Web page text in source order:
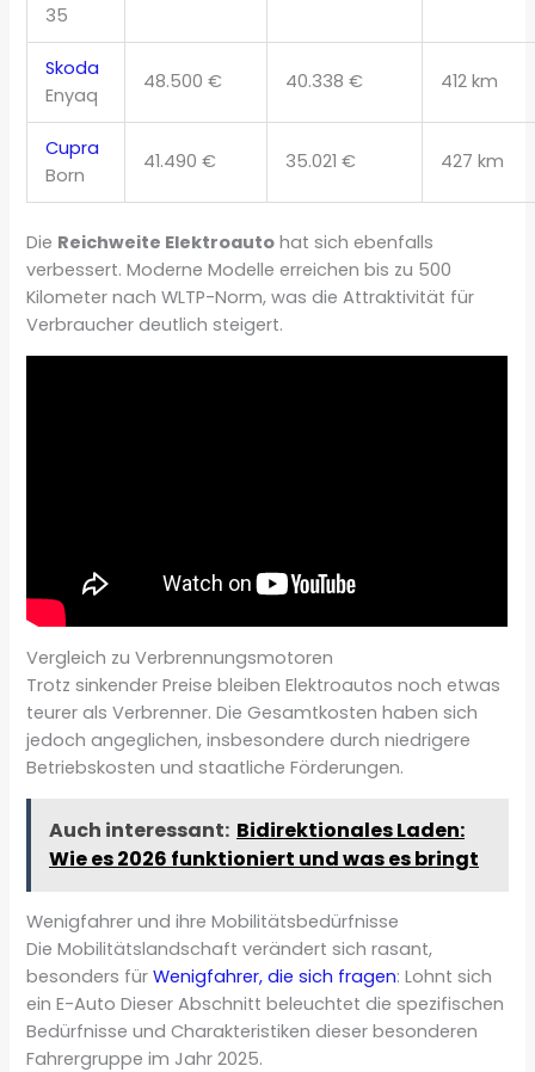
35
Skoda
Enyaq
48.500 € 40.338 € 412 km
Cupra
Born
41.490 € 35.021 € 427 km
Die Reichweite Elektroauto hat sich ebenfalls
verbessert. Moderne Modelle erreichen bis zu 500
Kilometer nach WLTP-Norm, was die Attraktivität für
Verbraucher deutlich steigert.
Vergleich zu Verbrennungsmotoren
Trotz sinkender Preise bleiben Elektroautos noch etwas
teurer als Verbrenner. Die Gesamtkosten haben sich
jedoch angeglichen, insbesondere durch niedrigere
Betriebskosten und staatliche Förderungen.
Auch interessant: Bidirektionales Laden:
Wie es 2026 funktioniert und was es bringt
Wenigfahrer und ihre Mobilitätsbedürfnisse
Die Mobilitätslandschaft verändert sich rasant,
besonders fürWenigfahrer, die sich fragen: Lohnt sich
ein E-Auto Dieser Abschnitt beleuchtet die spezifischen
Bedürfnisse und Charakteristiken dieser besonderen
Fahrergruppe im Jahr 2025.